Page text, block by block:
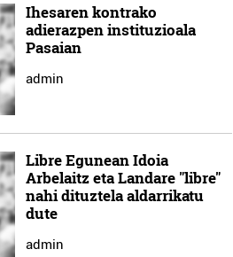
Ihesaren kontrako
adierazpen instituzioala
Pasaian
admin
Libre Egunean Idoia
Arbelaitz eta Landare "libre"
nahi dituztela aldarrikatu
dute
admin